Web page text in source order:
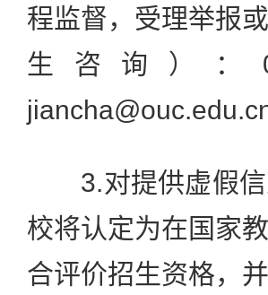
程监督，受理举报
生咨询）：
jiancha@ouc.edu.cn
3.对提供虚假信
校将认定为在国家
合评价招生资格，